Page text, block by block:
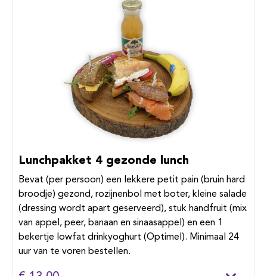
Lunchpakket 4 gezonde lunch
Bevat (per persoon) een lekkere petit pain (bruin hard
broodje) gezond, rozijnenbol met boter, kleine salade
(dressing wordt apart geserveerd), stuk handfruit (mix
van appel, peer, banaan en sinaasappel) en een 1
bekertje lowfat drinkyoghurt (Optimel). Minimaal 24
uur van te voren bestellen.